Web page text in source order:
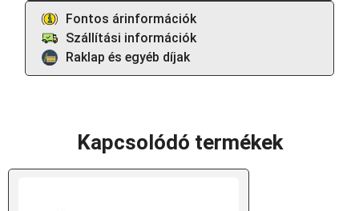
Fontos árinformációk
Szállítási információk
Raklap és egyéb díjak
Kapcsolódó termékek